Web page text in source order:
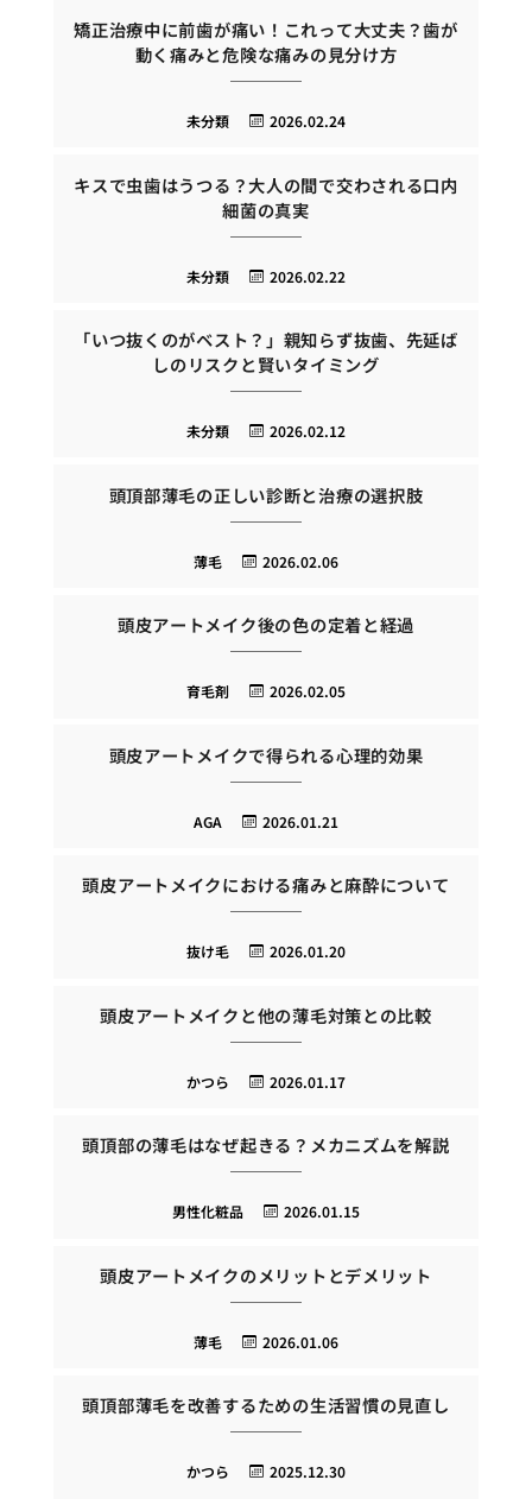
矯正治療中に前歯が痛い！これって大丈夫？歯が
動く痛みと危険な痛みの見分け方
2026.02.24
未分類
キスで虫歯はうつる？大人の間で交わされる口内
細菌の真実
2026.02.22
未分類
「いつ抜くのがベスト？」親知らず抜歯、先延ば
しのリスクと賢いタイミング
2026.02.12
未分類
頭頂部薄毛の正しい診断と治療の選択肢
2026.02.06
薄毛
頭皮アートメイク後の色の定着と経過
2026.02.05
育毛剤
頭皮アートメイクで得られる心理的効果
2026.01.21
AGA
頭皮アートメイクにおける痛みと麻酔について
2026.01.20
抜け毛
頭皮アートメイクと他の薄毛対策との比較
2026.01.17
かつら
頭頂部の薄毛はなぜ起きる？メカニズムを解説
2026.01.15
男性化粧品
頭皮アートメイクのメリットとデメリット
2026.01.06
薄毛
頭頂部薄毛を改善するための生活習慣の見直し
2025.12.30
かつら